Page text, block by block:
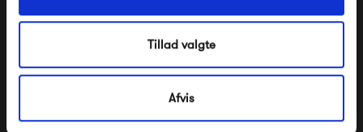
Tillad valgte
Afvis
Lampe Gras No. 204L40
Lampe Gras No. 204